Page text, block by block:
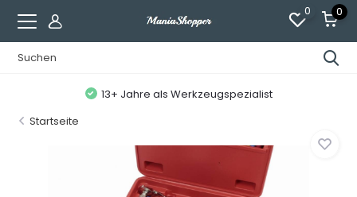
0 0
13+ Jahre als Werkzeugspezialist
Startseite